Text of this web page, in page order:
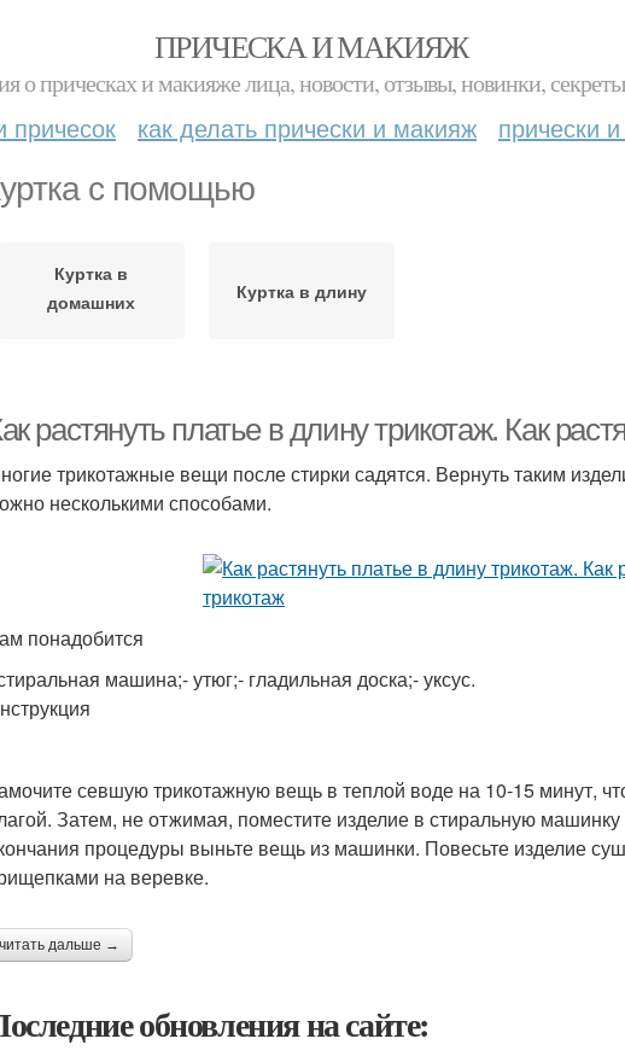
ПРИЧЕСКА И МАКИЯЖ
о прическах и макияже лица, новости, отзывы, новинки,
как делать прически и макияж прически
с помощью
Куртка в
домашних
Куртка в длину
растянуть платье в длину трикотаж. Как
трикотажные вещи после стирки садятся. Вернуть таким
несколькими способами.
понадобится
машина;- утюг;- гладильная доска;- уксус.
севшую трикотажную вещь в теплой воде на 10-15 минут,
Затем, не отжимая, поместите изделие в стиральную
процедуры выньте вещь из машинки. Повесьте изделие
на веревке.
читать дальше →
обновления на сайте: